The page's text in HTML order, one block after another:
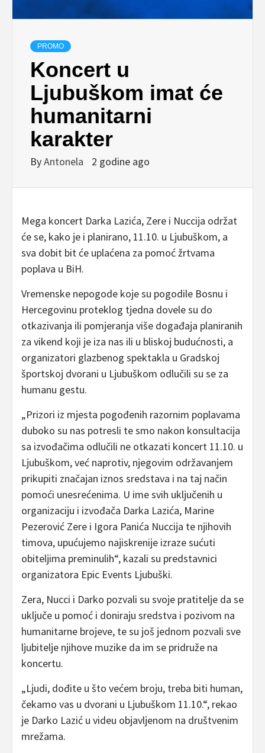
PROMO
Koncert u
Ljubuškom imat će
humanitarni
karakter
ByAntonela 2 godine ago
Mega koncert Darka Lazića, Zere i Nuccija održat
će se, kako je i planirano, 11.10. u Ljubuškom, a
sva dobit bit će uplaćena za pomoć žrtvama
poplava u BiH.
Vremenske nepogode koje su pogodile Bosnu i
Hercegovinu proteklog tjedna dovele su do
otkazivanja ili pomjeranja više događaja planiranih
za vikend koji je iza nas ili u bliskoj budućnosti, a
organizatori glazbenog spektakla u Gradskoj
športskoj dvorani u Ljubuškom odlučili su se za
humanu gestu.
„Prizori iz mjesta pogođenih razornim poplavama
duboko su nas potresli te smo nakon konsultacija
sa izvođačima odlučili ne otkazati koncert 11.10. u
Ljubuškom, već naprotiv, njegovim održavanjem
prikupiti značajan iznos sredstava i na taj način
pomoći unesrećenima. U ime svih uključenih u
organizaciju i izvođača Darka Lazića, Marine
Pezerović Zere i Igora Panića Nuccija te njihovih
timova, upućujemo najiskrenije izraze sućuti
obiteljima preminulih“, kazali su predstavnici
organizatora Epic Events Ljubuški.
Zera, Nucci i Darko pozvali su svoje pratitelje da se
uključe u pomoć i doniraju sredstva i pozivom na
humanitarne brojeve, te su još jednom pozvali sve
ljubitelje njihove muzike da im se pridruže na
koncertu.
„Ljudi, dođite u što većem broju, treba biti human,
čekamo vas u dvorani u Ljubuškom 11.10.“, rekao
je Darko Lazić u videu objavljenom na društvenim
mrežama.